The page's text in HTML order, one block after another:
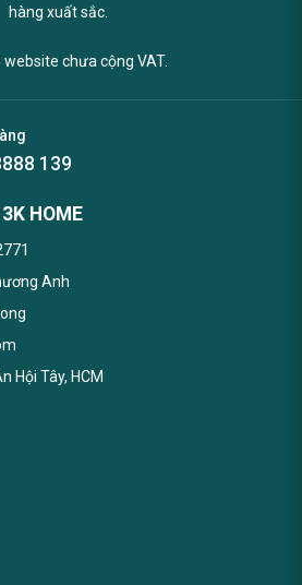
hàng xuất sắc.
website chưa cộng VAT.
139
HOME
Anh
Hội Tây, HCM